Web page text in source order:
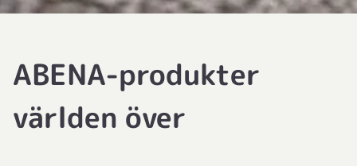
ABENA-produkter
världen över